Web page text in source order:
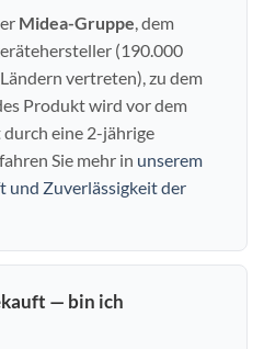
Midea-Gruppe , dem
(190.000
vertreten), zu dem
Produkt wird vor dem
eine 2-jährige
Sie mehr in unserem
und Zuverlässigkeit der
— bin ich